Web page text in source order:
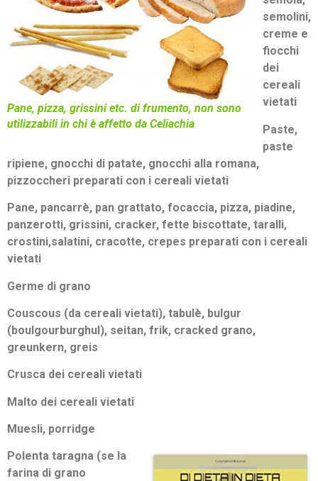
Pane, pizza, grissini etc. di frumento, non sono
utilizzabili in chi è affetto da Celiachia
semolini,
creme e
fiocchi
dei
cereali
vietati
Paste,
paste
ripiene, gnocchi di patate, gnocchi alla romana,
pizzoccheri preparati con i cereali vietati
Pane, pancarrè, pan grattato, focaccia, pizza, piadine,
panzerotti, grissini, cracker, fette biscottate, taralli,
crostini,salatini, cracotte, crepes preparati con i cereali
vietati
Germe di grano
Couscous (da cereali vietati), tabulè, bulgur
(boulgourburghul), seitan, frik, cracked grano,
greunkern, greis
Crusca dei cereali vietati
Malto dei cereali vietati
Muesli, porridge
Polenta taragna (se la
farina di grano